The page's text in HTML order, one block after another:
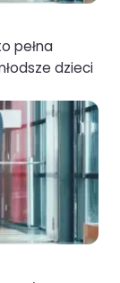
pełna
dzieci